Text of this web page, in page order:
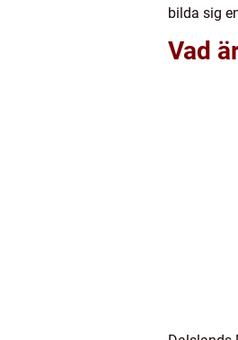
bilda sig
Vad